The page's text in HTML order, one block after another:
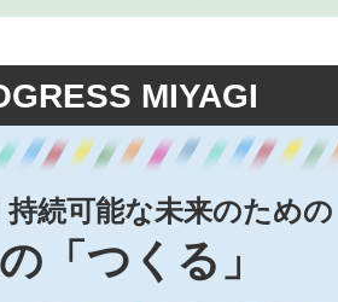
MIYAGI
持続可能な未来のための
「つくる」